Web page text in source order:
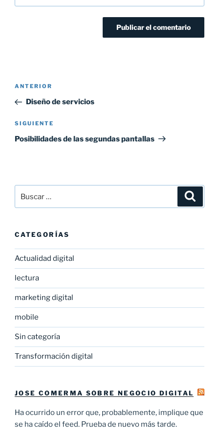
Navegación
entradas
Entrada
anterior:
ANTERIOR
Diseño de servicios
Siguiente
entrada
SIGUIENTE
Posibilidades de las segundas pantallas
por:
CATEGORÍAS
Actualidad digital
lectura
marketing digital
mobile
Sin categoría
Transformación digital
JOSE COMERMA SOBRE NEGOCIO DIGITAL
Ha ocurrido un error que, probablemente, implique que
se ha caído el feed. Prueba de nuevo más tarde.